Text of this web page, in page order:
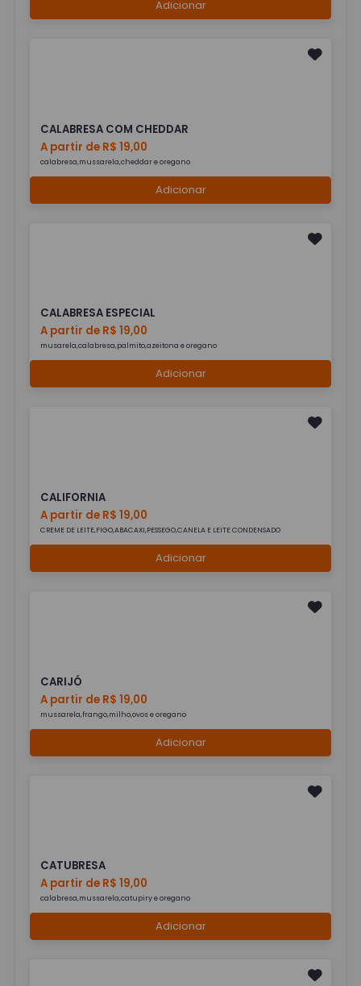
Adicionar
CALABRESA COM CHEDDAR
A partir de R$ 19,00
calabresa,mussarela,cheddar e oregano
Adicionar
CALABRESA ESPECIAL
A partir de R$ 19,00
musarela,calabresa,palmito,azeitona e oregano
Adicionar
CALIFORNIA
A partir de R$ 19,00
CREME DE LEITE,FIGO,ABACAXI,PESSEGO,CANELA E LEITE CONDENSADO
Adicionar
CARIJÓ
A partir de R$ 19,00
mussarela,frango,milho,ovos e oregano
Adicionar
CATUBRESA
A partir de R$ 19,00
calabresa,mussarela,catupiry e oregano
Adicionar